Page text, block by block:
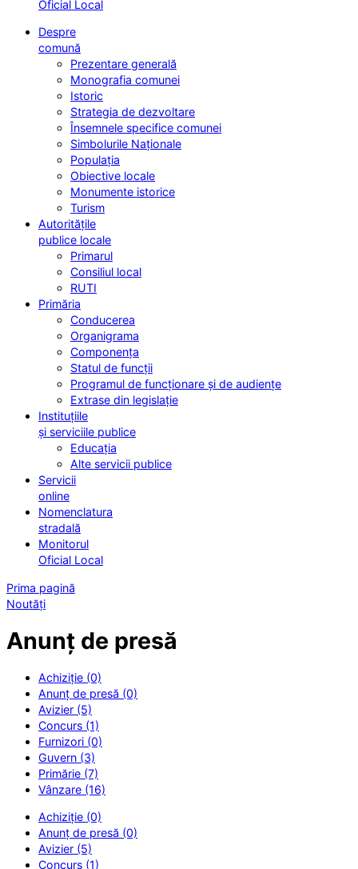
Oficial Local
Despre
comună
Prezentare generală
Monografia comunei
Istoric
Strategia de dezvoltare
Însemnele specifice comunei
Simbolurile Naționale
Populația
Obiective locale
Monumente istorice
Turism
Autoritățile
publice locale
Primarul
Consiliul local
RUTI
Primăria
Conducerea
Organigrama
Componența
Statul de funcții
Programul de funcționare și de audiențe
Extrase din legislație
Instituțiile
și serviciile publice
Educația
Alte servicii publice
Servicii
online
Nomenclatura
stradală
Monitorul
Oficial Local
Prima pagină
Noutăți
Anunț de presă
Achiziție (0)
Anunț de presă (0)
Avizier (5)
Concurs (1)
Furnizori (0)
Guvern (3)
Primărie (7)
Vânzare (16)
Achiziție (0)
Anunț de presă (0)
Avizier (5)
Concurs (1)